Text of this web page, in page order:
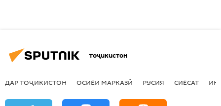
Тоҷикистон
ДАР ТОҶИКИСТОН ОСИЁИ МАРКАЗӢ РУСИЯ СИЁСАТ